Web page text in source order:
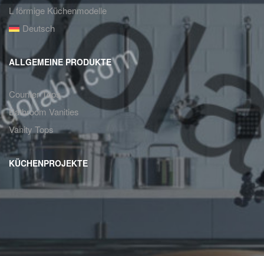
L förmige Küchenmodelle
Deutsch
ALLGEMEINE PRODUKTE
Counter Tops
Bathroom Vanities
Vanity Tops
KÜCHENPROJEKTE